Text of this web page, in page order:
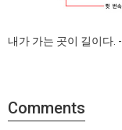
내가 가는 곳이 길이다. - ​
Comments